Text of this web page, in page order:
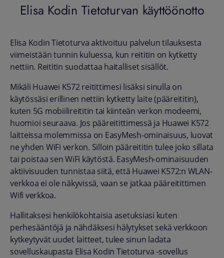
Elisa Kodin Tietoturvan käyttöönotto
Elisa Kodin Tietoturva aktivoituu palvelun tilauksesta
viimeistään tunnin kuluessa, kun reititin on kytketty
nettiin. Reititin suodattaa haitalliset sisällöt.
Mikäli Huawei K572 reitittimesi lisäksi sinulla on
käytössäsi erillinen nettiin kytketty laite (pääreititin),
kuten 5G mobiilireititin tai kiinteän verkon modeemi,
huomioi seuraava. Jos pääreitittimessä ja Huawei K572
laitteissa molemmissa on EasyMesh-ominaisuus, luovat
ne yhden WiFi verkon. Silloin pääreititin tulee joko sillata
tai poistaa sen WiFi käytöstä. EasyMesh-ominaisuuden
aktiivisuuden tunnistaa siitä, että Huawei K572:n WLAN-
verkkoa ei ole näkyvissä, vaan se jatkaa pääreitittimen
Wifi verkkoa.
Hallitaksesi henkilökohtaisia asetuksiasi kuten
perhesääntöjä ja nähdäksesi hälytykset sekä verkkoon
kytkeytyvät uudet laitteet, tulee sinun ladata
sovelluskaupasta Elisa Kodin Tietoturva -sovellus